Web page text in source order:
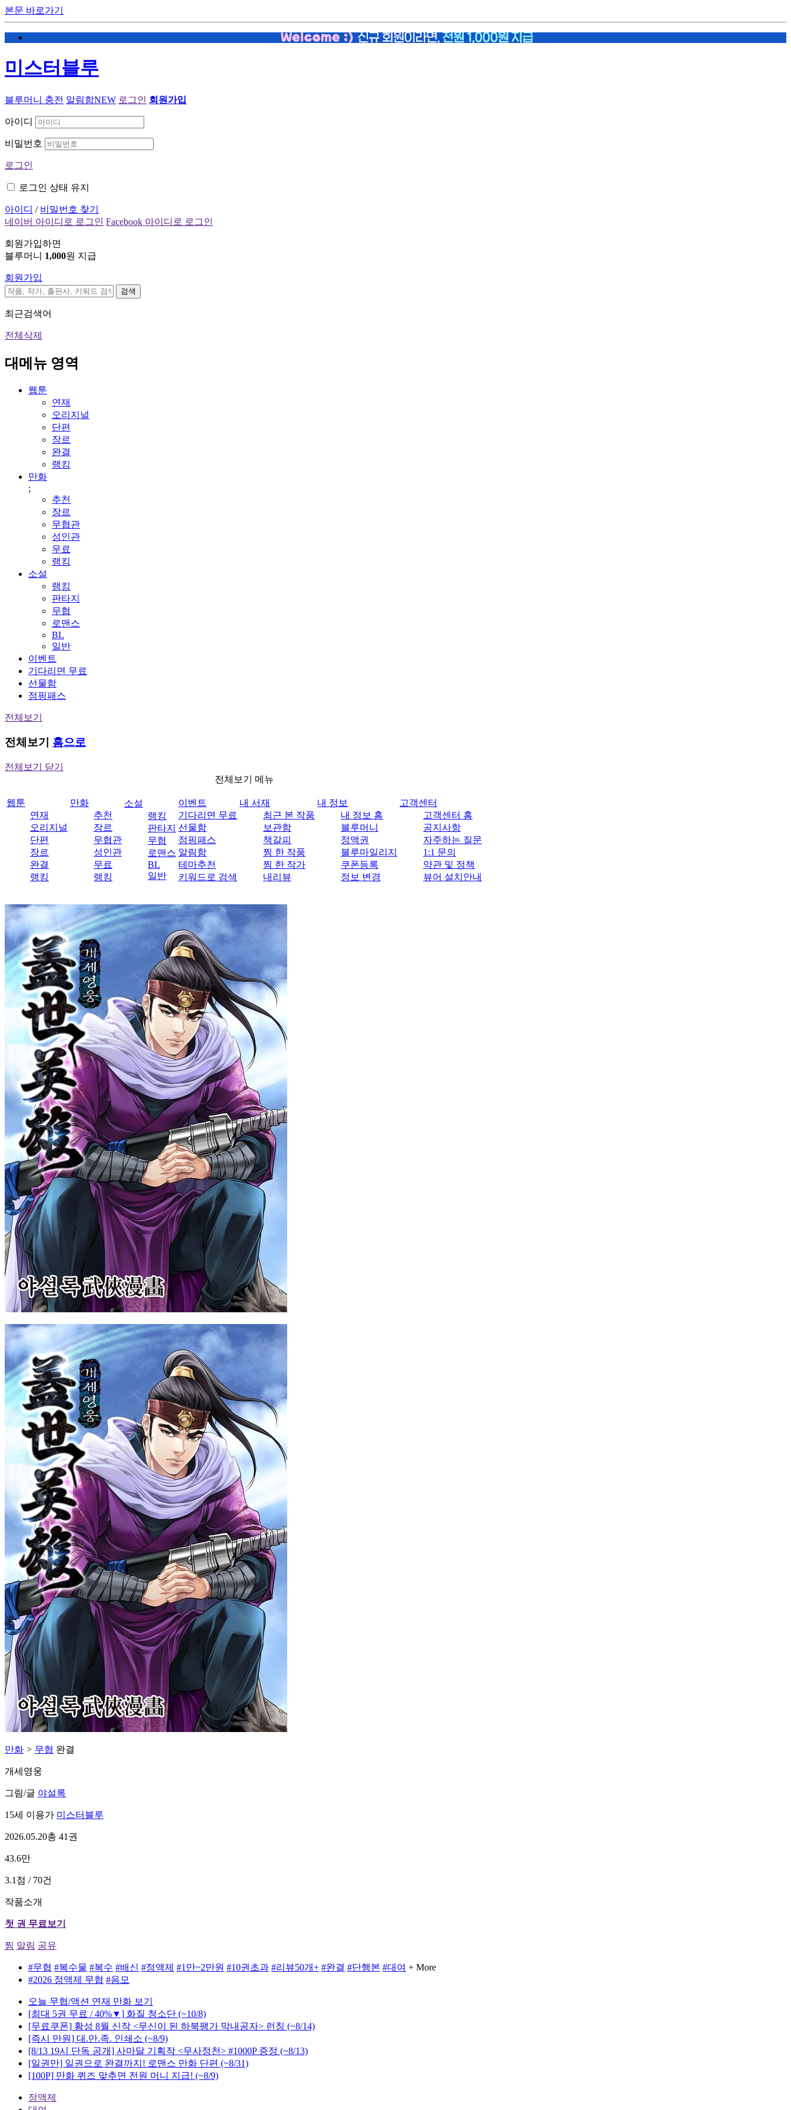
본문 바로가기
미스터블루
블루머니 충전 알림함NEW 로그인 회원가입
아이디
비밀번호
로그인
로그인 상태 유지
아이디 / 비밀번호 찾기
네이버 아이디로 로그인 Facebook 아이디로 로그인
회원가입하면
블루머니 1,000원 지급
회원가입
검색
최근검색어
전체삭제
대메뉴 영역
웹툰
연재
오리지널
단편
장르
완결
랭킹
만화
;
추천
장르
무협관
성인관
무료
랭킹
소설
랭킹
판타지
무협
로맨스
BL
일반
이벤트
기다리면 무료
선물함
점핑패스
전체보기
전체보기 홈으로
전체보기 닫기
전체보기 메뉴
웹툰
연재
오리지널
단편
장르
완결
랭킹
만화
추천
장르
무협관
성인관
무료
랭킹
소설
랭킹
판타지
무협
로맨스
BL
일반
이벤트
기다리면 무료
선물함
점핑패스
알림함
테마추천
키워드로 검색
내 서재
최근 본 작품
보관함
책갈피
찜 한 작품
찜 한 작가
내리뷰
내 정보
내 정보 홈
블루머니
정액권
블루마일리지
쿠폰등록
정보 변경
고객센터
고객센터 홈
공지사항
자주하는 질문
1:1 문의
약관 및 정책
뷰어 설치안내
만화 > 무협 완결
개세영웅
그림/글 야설록
15세 이용가 미스터블루
2026.05.20총 41권
43.6만
3.1점 / 70건
작품소개
첫 권 무료보기
찜 알림 공유
#무협 #복수물 #복수 #배신 #정액제 #1만~2만원 #10권초과 #리뷰50개+ #완결 #단행본 #대여 + More
#2026 정액제 무협 #음모
오늘 무협/액션 연재 만화 보기
[최대 5권 무료 / 40%▼] 화질 청소단 (~10/8)
[무료쿠폰] 황성 8월 신작 <무신이 된 하북팽가 막내공자> 런칭 (~8/14)
[즉시 만원] 대.만.족. 인쇄소 (~8/9)
[8/13 19시 단독 공개] 사마달 기획작 <무사정천> #1000P 증정 (~8/13)
[일권만] 일권으로 완결까지! 로맨스 만화 단편 (~8/31)
[100P] 만화 퀴즈 맞추면 전원 머니 지급! (~8/9)
정액제